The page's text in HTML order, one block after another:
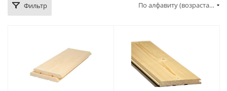
Фильтр По алфавиту (возрастание)